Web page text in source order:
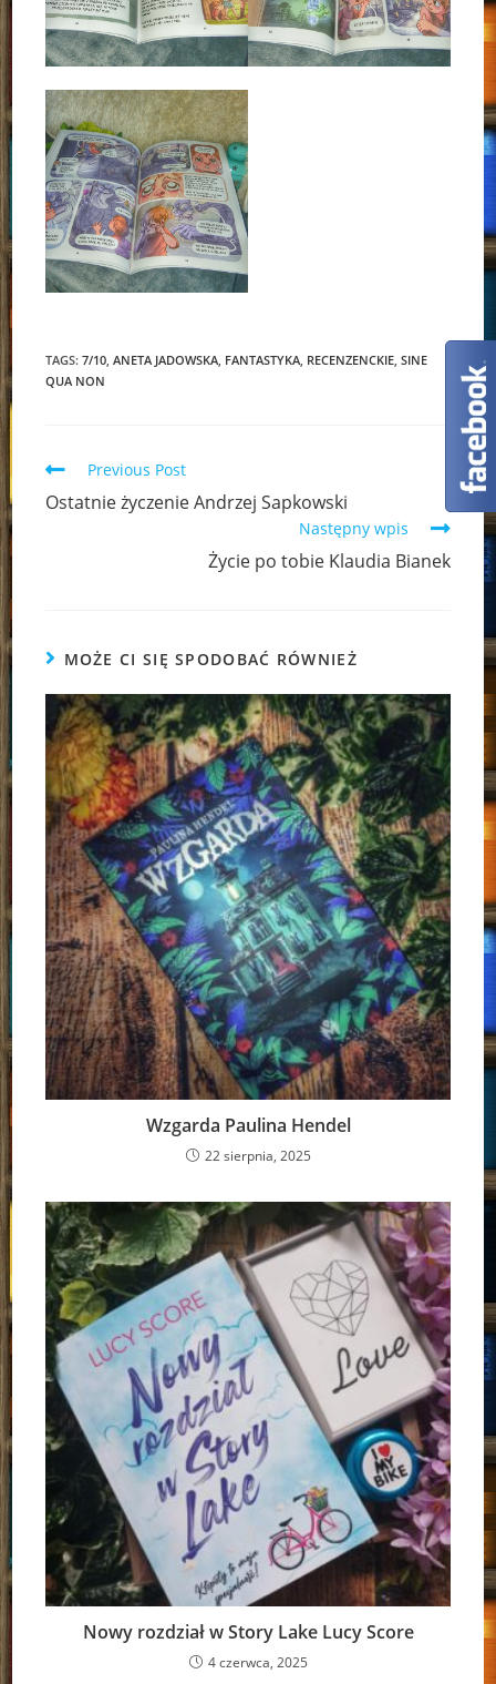
TAGS:7/10 ANETA JADOWSKA FANTASTYKA RECENZENCKIE SINE
QUA NON
Read
articles
Previous Post
Ostatnie życzenie Andrzej Sapkowski
Następny wpis
Życie po tobie Klaudia Bianek
MOŻE CI SIĘ SPODOBAĆ RÓWNIEŻ
Wzgarda Paulina Hendel
22 sierpnia, 2025
Nowy rozdział w Story Lake Lucy Score
4 czerwca, 2025